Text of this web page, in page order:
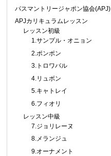
パスマントリージャポン協会(APJ)
APJカリキュラムレッスン
レッスン初級
1.サンプル・オニョン
2.ポンポン
3.トロワバル
4.リュボン
5.キャトレイ
6.フィオリ
レッスン中級
7.ジョリレーヌ
8.メランジュ
9.オーナメント